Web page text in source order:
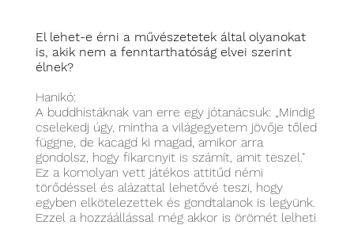
El lehet-e érni a művészetetek által olyanokat
is, akik nem a fenntarthatóság elvei szerint
élnek?
Hanikó:
A buddhistáknak van erre egy jótanácsuk: „Mindig
cselekedj úgy, mintha a világegyetem jövője tőled
függne, de kacagd ki magad, amikor arra
gondolsz, hogy fikarcnyit is számít, amit teszel."
Ez a komolyan vett játékos attitűd némi
törődéssel és alázattal lehetővé teszi, hogy
egyben elkötelezettek és gondtalanok is legyünk.
Ezzel a hozzáállással még akkor is örömét lelheti